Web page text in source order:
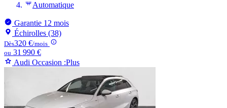
Automatique
Garantie 12 mois
Échirolles (38)
Dès320 €/mois
ou 31 990 €
Audi Occasion :Plus